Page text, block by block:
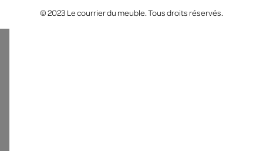
© 2023 Le courrier du meuble. Tous droits réservés.